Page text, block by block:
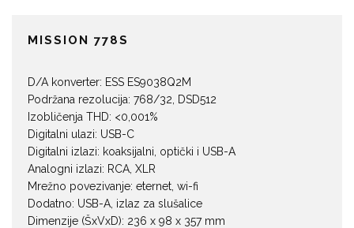
MISSION 778S
D/A konverter: ESS ES9038Q2M
Podržana rezolucija: 768/32, DSD512
Izobličenja THD: <0,001%
Digitalni ulazi: USB-C
Digitalni izlazi: koaksijalni, optički i USB-A
Analogni izlazi: RCA, XLR
Mrežno povezivanje: eternet, wi-fi
Dodatno: USB-A, izlaz za slušalice
Dimenzije (ŠxVxD): 236 x 98 x 357 mm